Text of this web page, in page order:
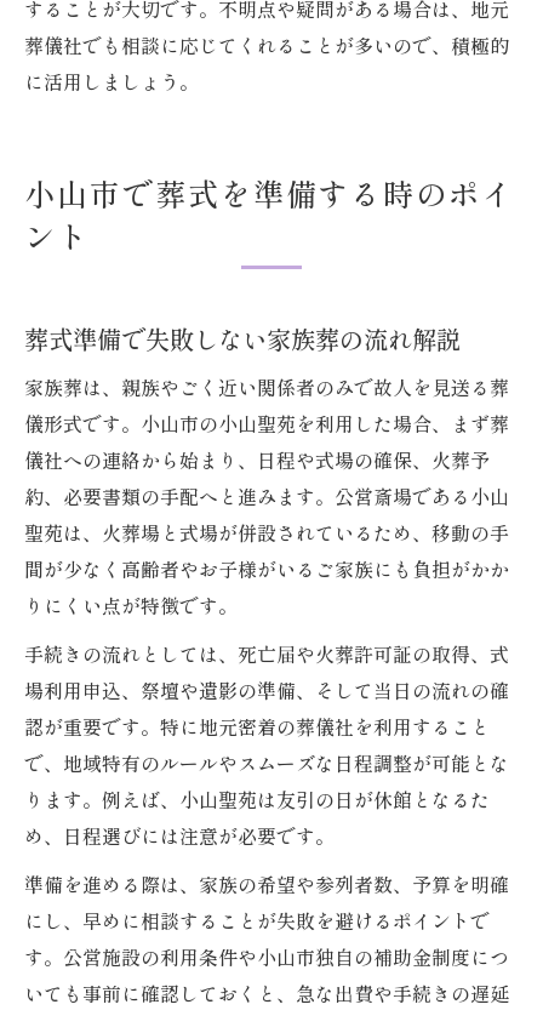
することが大切です。不明点や疑問がある場合は、地元
葬儀社でも相談に応じてくれることが多いので、積極的
に活用しましょう。
小山市で葬式を準備する時のポイ
ント
葬式準備で失敗しない家族葬の流れ解説
家族葬は、親族やごく近い関係者のみで故人を見送る葬
儀形式です。小山市の小山聖苑を利用した場合、まず葬
儀社への連絡から始まり、日程や式場の確保、火葬予
約、必要書類の手配へと進みます。公営斎場である小山
聖苑は、火葬場と式場が併設されているため、移動の手
間が少なく高齢者やお子様がいるご家族にも負担がかか
りにくい点が特徴です。
手続きの流れとしては、死亡届や火葬許可証の取得、式
場利用申込、祭壇や遺影の準備、そして当日の流れの確
認が重要です。特に地元密着の葬儀社を利用すること
で、地域特有のルールやスムーズな日程調整が可能とな
ります。例えば、小山聖苑は友引の日が休館となるた
め、日程選びには注意が必要です。
準備を進める際は、家族の希望や参列者数、予算を明確
にし、早めに相談することが失敗を避けるポイントで
す。公営施設の利用条件や小山市独自の補助金制度につ
いても事前に確認しておくと、急な出費や手続きの遅延